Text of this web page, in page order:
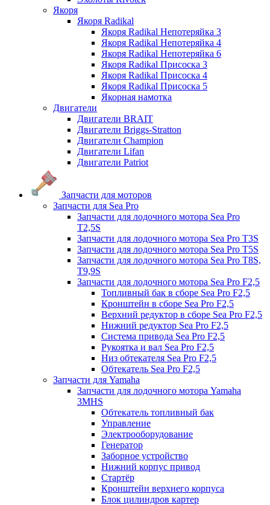
Якоря
Якоря Radikal
Якоря Radikal Непотеряйка 3
Якоря Radikal Непотеряйка 4
Якоря Radikal Непотеряйка 6
Якоря Radikal Присоска 3
Якоря Radikal Присоска 4
Якоря Radikal Присоска 5
Якорная намотка
Двигатели
Двигатели BRAIT
Двигатели Briggs-Stratton
Двигатели Champion
Двигатели Lifan
Двигатели Patriot
Запчасти для моторов
Запчасти для Sea Pro
Запчасти для лодочного мотора Sea Pro
Т2,5S
Запчасти для лодочного мотора Sea Pro Т3S
Запчасти для лодочного мотора Sea Pro Т5S
Запчасти для лодочного мотора Sea Pro Т8S,
T9,9S
Запчасти для лодочного мотора Sea Pro F2,5
Топливный бак в сборе Sea Pro F2,5
Кронштейн в сборе Sea Pro F2,5
Верхний редуктор в сборе Sea Pro F2,5
Нижний редуктор Sea Pro F2,5
Система привода Sea Pro F2,5
Рукоятка и вал Sea Pro F2,5
Низ обтекателя Sea Pro F2,5
Обтекатель Sea Pro F2,5
Запчасти для Yamaha
Запчасти для лодочного мотора Yamaha
3MHS
Обтекатель топливный бак
Управление
Электрооборудование
Генератор
Заборное устройство
Нижний корпус привод
Стартёр
Кронштейн верхнего корпуса
Блок цилиндров картер